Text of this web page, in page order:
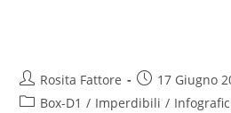
Rosita Fattore
17 Giugno
Box-D1 / Imperdibili /